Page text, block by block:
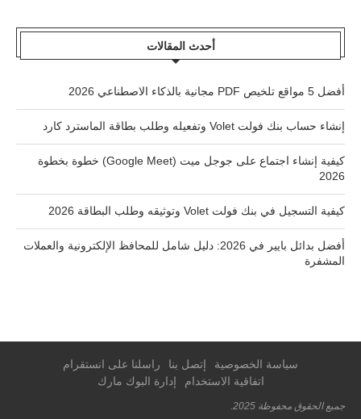
أحدث المقالات
أفضل 5 مواقع تلخيص PDF مجانية بالذكاء الاصطناعي 2026
إنشاء حساب بنك فولت Volet وتفعيله وطلب بطاقة الماسترد كارد
كيفية إنشاء اجتماع على جوجل ميت (Google Meet) خطوة بخطوة
2026
كيفية التسجيل في بنك فولت Volet وتوثيقه وطلب البطاقة 2026
أفضل بدائل بايير في 2026: دليل شامل للمحافظ الإلكترونية والعملات
المشفرة
سياسة الخصوصية إتصل بنا
راسلنا على انستقرام
اتفاقية الاستخدام
إدارة البوك مارك
جميع الحقوق محفوظة 2025.